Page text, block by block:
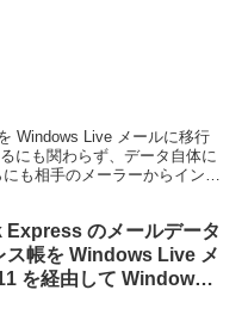
Windows Live メールに移行
にも関わらず、データ自体に
も相手のメーラーからインポ
のメールデータ
ス帳を Windows Live メ
を経由して Windows 7